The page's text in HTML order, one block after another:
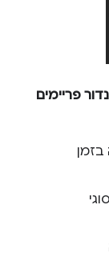
פריימים
בזמן